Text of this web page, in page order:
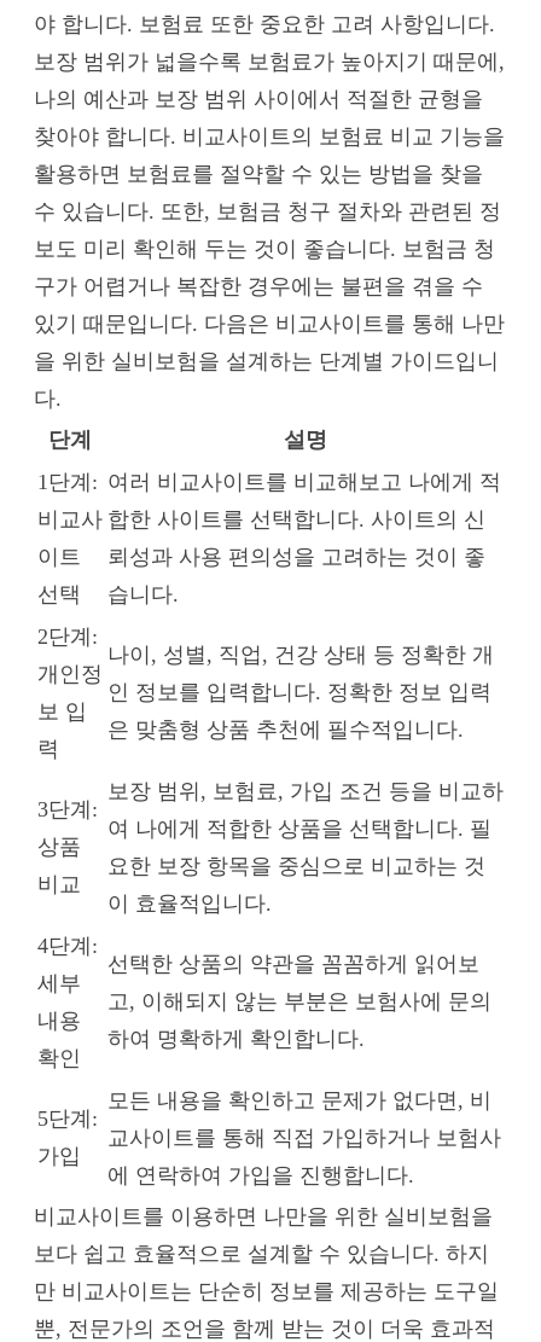
야 합니다. 보험료 또한 중요한 고려 사항입니다.
보장 범위가 넓을수록 보험료가 높아지기 때문에,
나의 예산과 보장 범위 사이에서 적절한 균형을
찾아야 합니다. 비교사이트의 보험료 비교 기능을
활용하면 보험료를 절약할 수 있는 방법을 찾을
수 있습니다. 또한, 보험금 청구 절차와 관련된 정
보도 미리 확인해 두는 것이 좋습니다. 보험금 청
구가 어렵거나 복잡한 경우에는 불편을 겪을 수
있기 때문입니다. 다음은 비교사이트를 통해 나만
을 위한 실비보험을 설계하는 단계별 가이드입니
다.
단계
설명
1단계:
비교사
이트
선택
여러 비교사이트를 비교해보고 나에게 적
합한 사이트를 선택합니다. 사이트의 신
뢰성과 사용 편의성을 고려하는 것이 좋
습니다.
2단계:
개인정
보 입
력
나이, 성별, 직업, 건강 상태 등 정확한 개
인 정보를 입력합니다. 정확한 정보 입력
은 맞춤형 상품 추천에 필수적입니다.
3단계:
상품
비교
보장 범위, 보험료, 가입 조건 등을 비교하
여 나에게 적합한 상품을 선택합니다. 필
요한 보장 항목을 중심으로 비교하는 것
이 효율적입니다.
4단계:
세부
내용
확인
선택한 상품의 약관을 꼼꼼하게 읽어보
고, 이해되지 않는 부분은 보험사에 문의
하여 명확하게 확인합니다.
5단계:
가입
모든 내용을 확인하고 문제가 없다면, 비
교사이트를 통해 직접 가입하거나 보험사
에 연락하여 가입을 진행합니다.
비교사이트를 이용하면 나만을 위한 실비보험을
보다 쉽고 효율적으로 설계할 수 있습니다. 하지
만 비교사이트는 단순히 정보를 제공하는 도구일
뿐, 전문가의 조언을 함께 받는 것이 더욱 효과적